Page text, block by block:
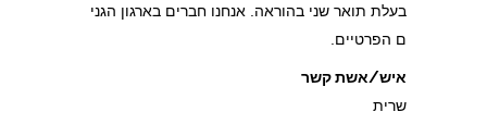
בעלת תואר שני בהוראה. אנחנו חברים בארגון הגני
ם הפרטיים.
איש/אשת קשר
שרית